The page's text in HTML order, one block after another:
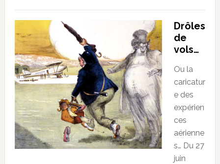
Drôles
de
vols…
Ou la
caricatur
e des
expérien
ces
aérienne
s… Du 27
juin